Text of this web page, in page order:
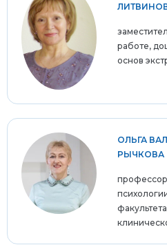
работе,
основ
ОЛЬГА
РЫЧКОВА